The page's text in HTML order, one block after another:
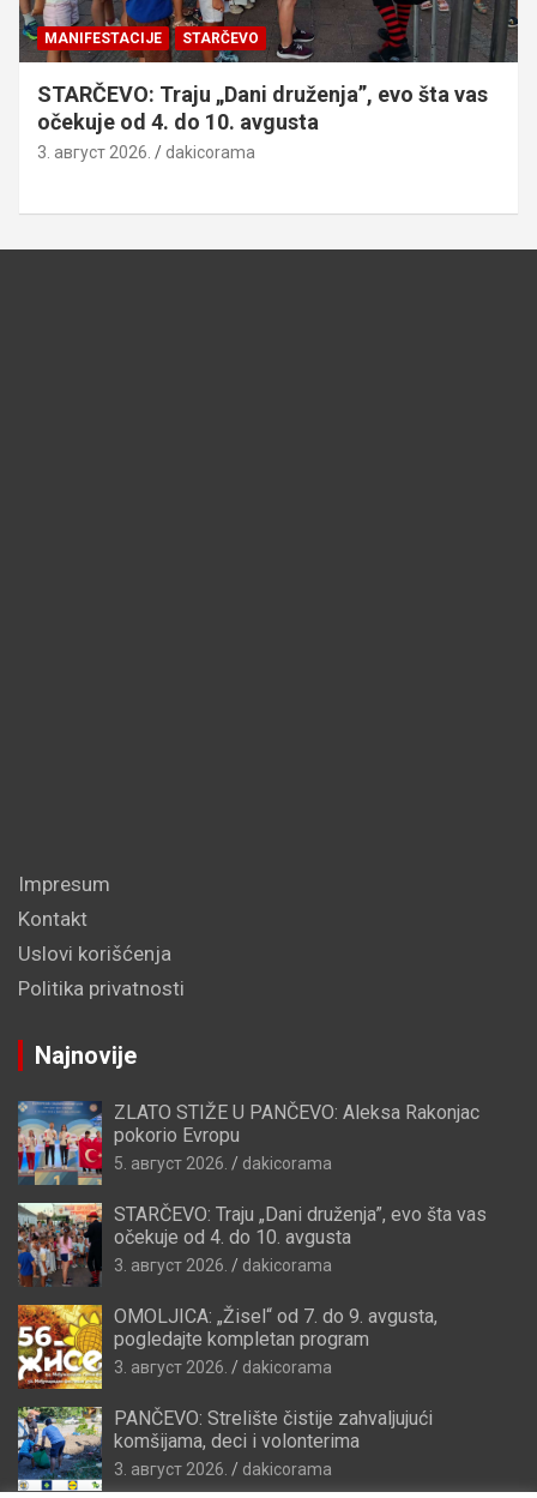
MANIFESTACIJE STARČEVO
STARČEVO: Traju „Dani druženja”, evo šta vas
očekuje od 4. do 10. avgusta
3. август 2026. dakicorama
Impresum
Kontakt
Uslovi korišćenja
Politika privatnosti
Najnovije
ZLATO STIŽE U PANČEVO: Aleksa Rakonjac
pokorio Evropu
5. август 2026. dakicorama
STARČEVO: Traju „Dani druženja”, evo šta vas
očekuje od 4. do 10. avgusta
3. август 2026. dakicorama
OMOLJICA: „Žisel“ od 7. do 9. avgusta,
pogledajte kompletan program
3. август 2026. dakicorama
PANČEVO: Strelište čistije zahvaljujući
komšijama, deci i volonterima
3. август 2026. dakicorama